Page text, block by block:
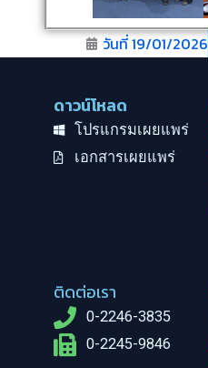
วันที่19/01/2026
ดาวน์โหลด
โปรแกรมเผยแพร่
เอกสารเผยแพร่
ติดต่อเรา
0-2246-3835
0-2245-9846